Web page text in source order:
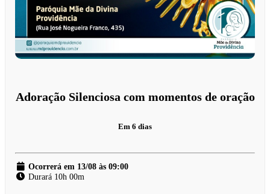
Adoração Silenciosa com momentos de oração
Em 6 dias
Ocorrerá em 13/08 às 09:00
Durará 10h 00m